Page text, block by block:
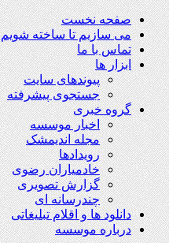
صفحه نخست
می سازیم تا ساخته شویم
تماس با ما
ابزار ها
پیوندهای سایت
جستجوی پیشرفته
گروه خبری
اخبار موسسه
مجله اندیمشک
رویدادها
خادمیاران رضوی
گزارش تصویری
چندرسانه ای
دانلود ها و اقلام تبلیغاتی
درباره موسسه